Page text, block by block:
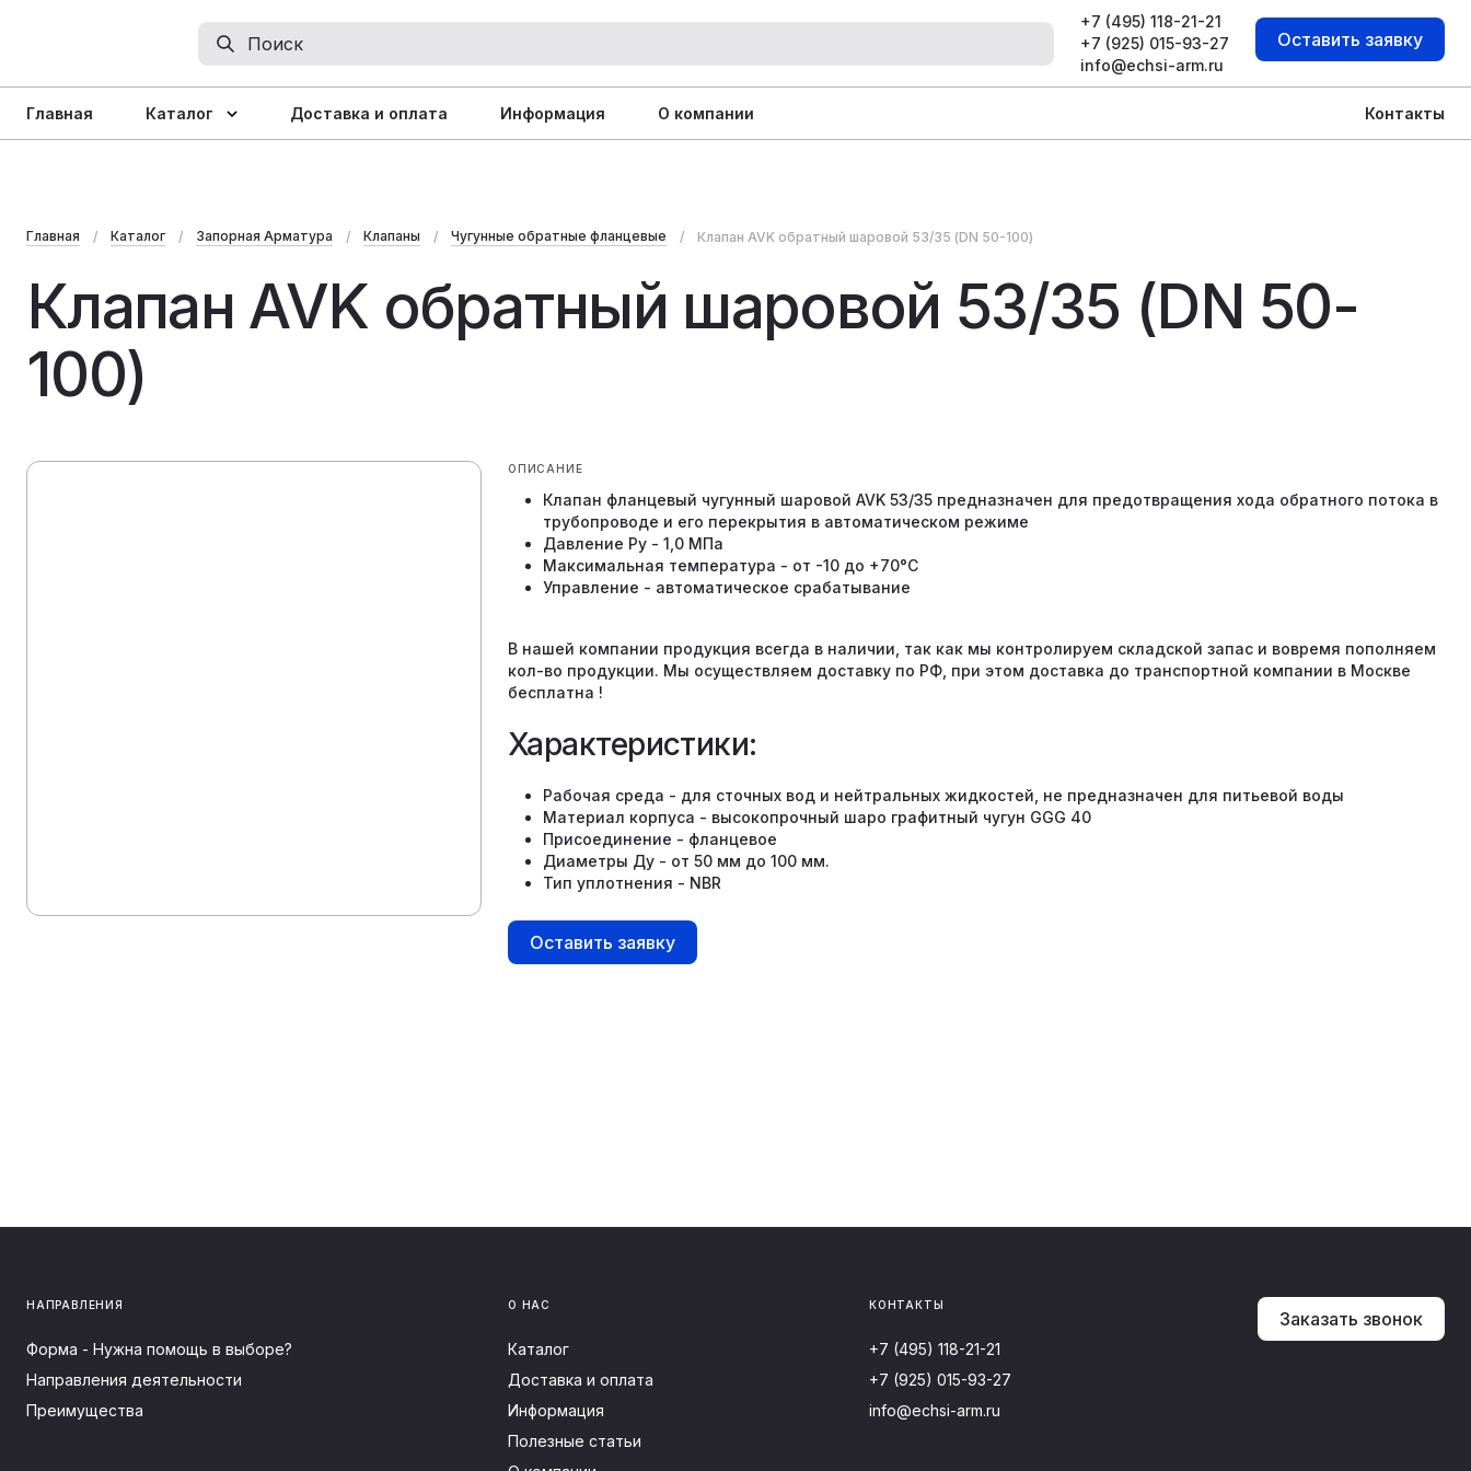
+7 (495) 118-21-21
+7 (925) 015-93-27
info@echsi-arm.ru
Оставить заявку
Главная Каталог Доставка и оплата Информация О компании Контакты
Главная Каталог Запорная Арматура Клапаны Чугунные обратные фланцевые Клапан AVK обратный шаровой 53/35 (DN 50-100)
Клапан AVK обратный шаровой 53/35 (DN 50-
100)
ОПИСАНИЕ
Клапан фланцевый чугунный шаровой AVK 53/35 предназначен для предотвращения хода обратного потока в
трубопроводе и его перекрытия в автоматическом режиме
Давление Ру - 1,0 МПа
Максимальная температура - от -10 до +70°C
Управление - автоматическое срабатывание
В нашей компании продукция всегда в наличии, так как мы контролируем складской запас и вовремя пополняем
кол-во продукции. Мы осуществляем доставку по РФ, при этом доставка до транспортной компании в Москве
бесплатна !
Характеристики:
Рабочая среда - для сточных вод и нейтральных жидкостей, не предназначен для питьевой воды
Материал корпуса - высокопрочный шаро графитный чугун GGG 40
Присоединение - фланцевое
Диаметры Ду - от 50 мм до 100 мм.
Тип уплотнения - NBR
Оставить заявку
НАПРАВЛЕНИЯ
Форма - Нужна помощь в выборе?
Направления деятельности
Преимущества
О НАС
Каталог
Доставка и оплата
Информация
Полезные статьи
КОНТАКТЫ
+7 (495) 118-21-21
+7 (925) 015-93-27
info@echsi-arm.ru
Заказать звонок